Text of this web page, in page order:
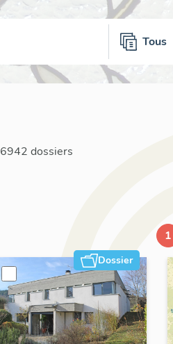
Tous
6942 dossiers
1
Dossier